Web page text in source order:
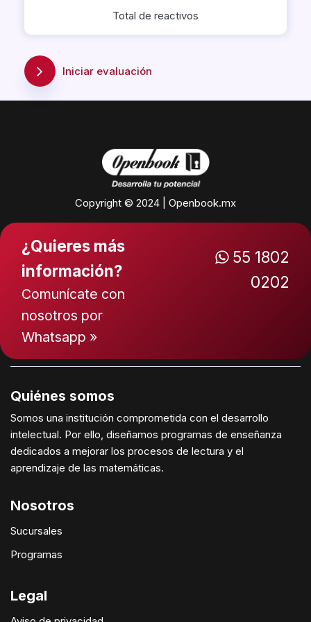
Total de reactivos
Iniciar evaluación
Copyright © 2024 | Openbook.mx
¿Quieres más
información?
Comunícate con
nosotros por
Whatsapp »
55 1802
0202
Quiénes somos
Somos una institución comprometida con el desarrollo
intelectual. Por ello, diseñamos programas de enseñanza
dedicados a mejorar los procesos de lectura y el
aprendizaje de las matemáticas.
Nosotros
Sucursales
Programas
Legal